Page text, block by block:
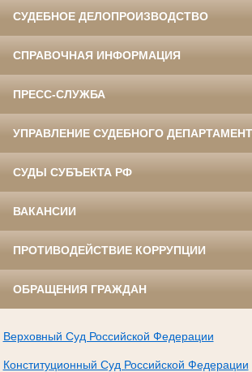
СУДЕБНОЕ ДЕЛОПРОИЗВОДСТВО
СПРАВОЧНАЯ ИНФОРМАЦИЯ
ПРЕСС-СЛУЖБА
УПРАВЛЕНИЕ СУДЕБНОГО
СУДЫ СУБЪЕКТА РФ
ВАКАНСИИ
ПРОТИВОДЕЙСТВИЕ КОРРУПЦИИ
ОБРАЩЕНИЯ ГРАЖДАН
Верховный Суд Российской Федерации
Конституционный Суд Российской Федерации